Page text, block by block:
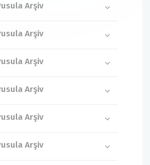
Arşiv
Arşiv
Arşiv
Arşiv
Arşiv
Arşiv